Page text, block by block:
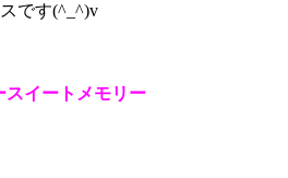
です(^_^)v
スイートメモリー